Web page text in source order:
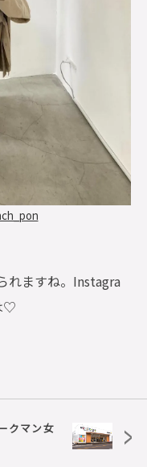
れますね。Instagra
♡
クマン女
>